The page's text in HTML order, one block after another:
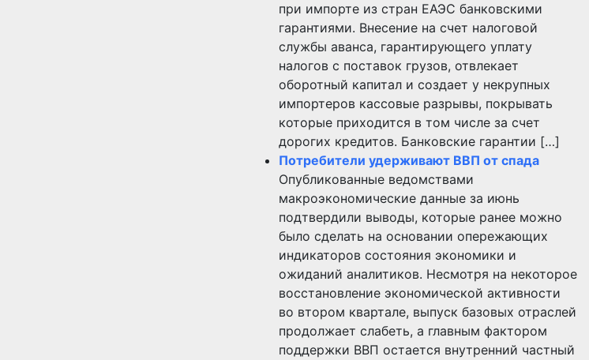
при импорте из стран ЕАЭС банковскими
гарантиями. Внесение на счет налоговой
службы аванса, гарантирующего уплату
налогов с поставок грузов, отвлекает
оборотный капитал и создает у некрупных
импортеров кассовые разрывы, покрывать
которые приходится в том числе за счет
дорогих кредитов. Банковские гарантии […]
Потребители удерживают ВВП от спада
Опубликованные ведомствами
макроэкономические данные за июнь
подтвердили выводы, которые ранее можно
было сделать на основании опережающих
индикаторов состояния экономики и
ожиданий аналитиков. Несмотря на некоторое
восстановление экономической активности
во втором квартале, выпуск базовых отраслей
продолжает слабеть, а главным фактором
поддержки ВВП остается внутренний частный